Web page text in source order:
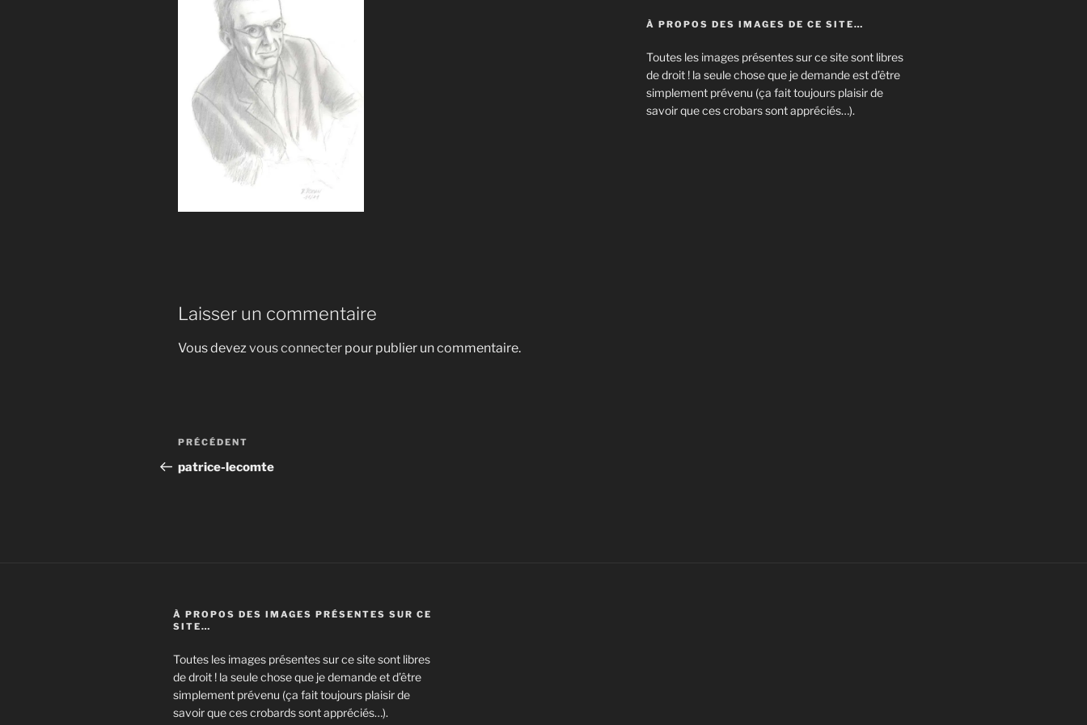
Laisser un commentaire
Vous devezvous connecter pour publier un commentaire.
Navigation
de
Article
précédent
PRÉCÉDENT
patrice-lecomte
À PROPOS DES IMAGES DE CE SITE…
Toutes les images présentes sur ce site sont libres
de droit ! la seule chose que je demande est d’être
simplement prévenu (ça fait toujours plaisir de
savoir que ces crobars sont appréciés…).
À PROPOS DES IMAGES PRÉSENTES SUR CE
SITE…
Toutes les images présentes sur ce site sont libres
de droit ! la seule chose que je demande et d’être
simplement prévenu (ça fait toujours plaisir de
savoir que ces crobards sont appréciés…).